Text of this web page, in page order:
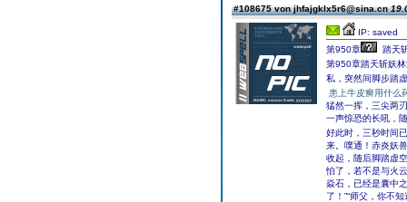
#108675 von jhfajgklx5r6@sina.cn
IP: saved
第950章
踏天
第950章踏天斩妖
私，突然间脚步踏
患上牛皮癣用什么
猛然一挥，三尖两
一声惊恐的长吼，
好此时，三秒时间
来。噗通！赤炎妖
收起，随后脚踏虚
怕了，若不是与火
焱石，已经是囊中
了！”“师父，你不